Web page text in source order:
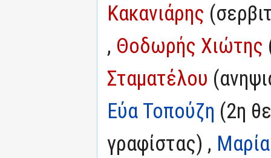
Κακανιάρης
, Θοδωρής Χιώτης
Σταματέλου
Εύα Τοπούζη (2η
γραφίστας) ,